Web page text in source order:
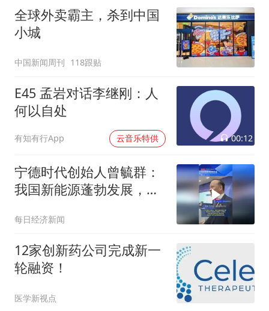
全球外卖霸主，杀到中国
小城
中国新闻周刊 118跟贴
E45 孟岩对话李继刚：人
何以自处
有知有行App 云音乐特供 00:12
宁德时代创始人曾毓群：
我国新能源蓬勃发展，上
每日经济新闻
12家创新药公司完成新一
轮融资！
医学新视点